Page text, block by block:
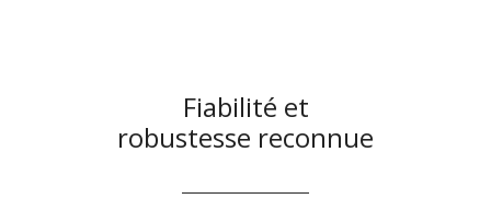
Fiabilité et
robustesse reconnue